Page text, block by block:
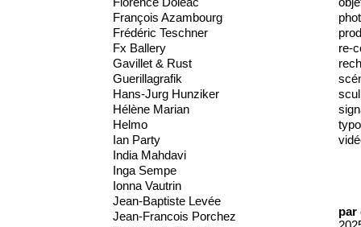
François Azambourg
Frédéric Teschner
Fx Ballery
Gavillet & Rust
Guerillagrafik
Hans-Jurg Hunziker
Hélène Marian
Helmo
Ian Party
India Mahdavi
Inga Sempe
Ionna Vautrin
Jean-Baptiste Levée
Jean-Francois Porchez
re-
par